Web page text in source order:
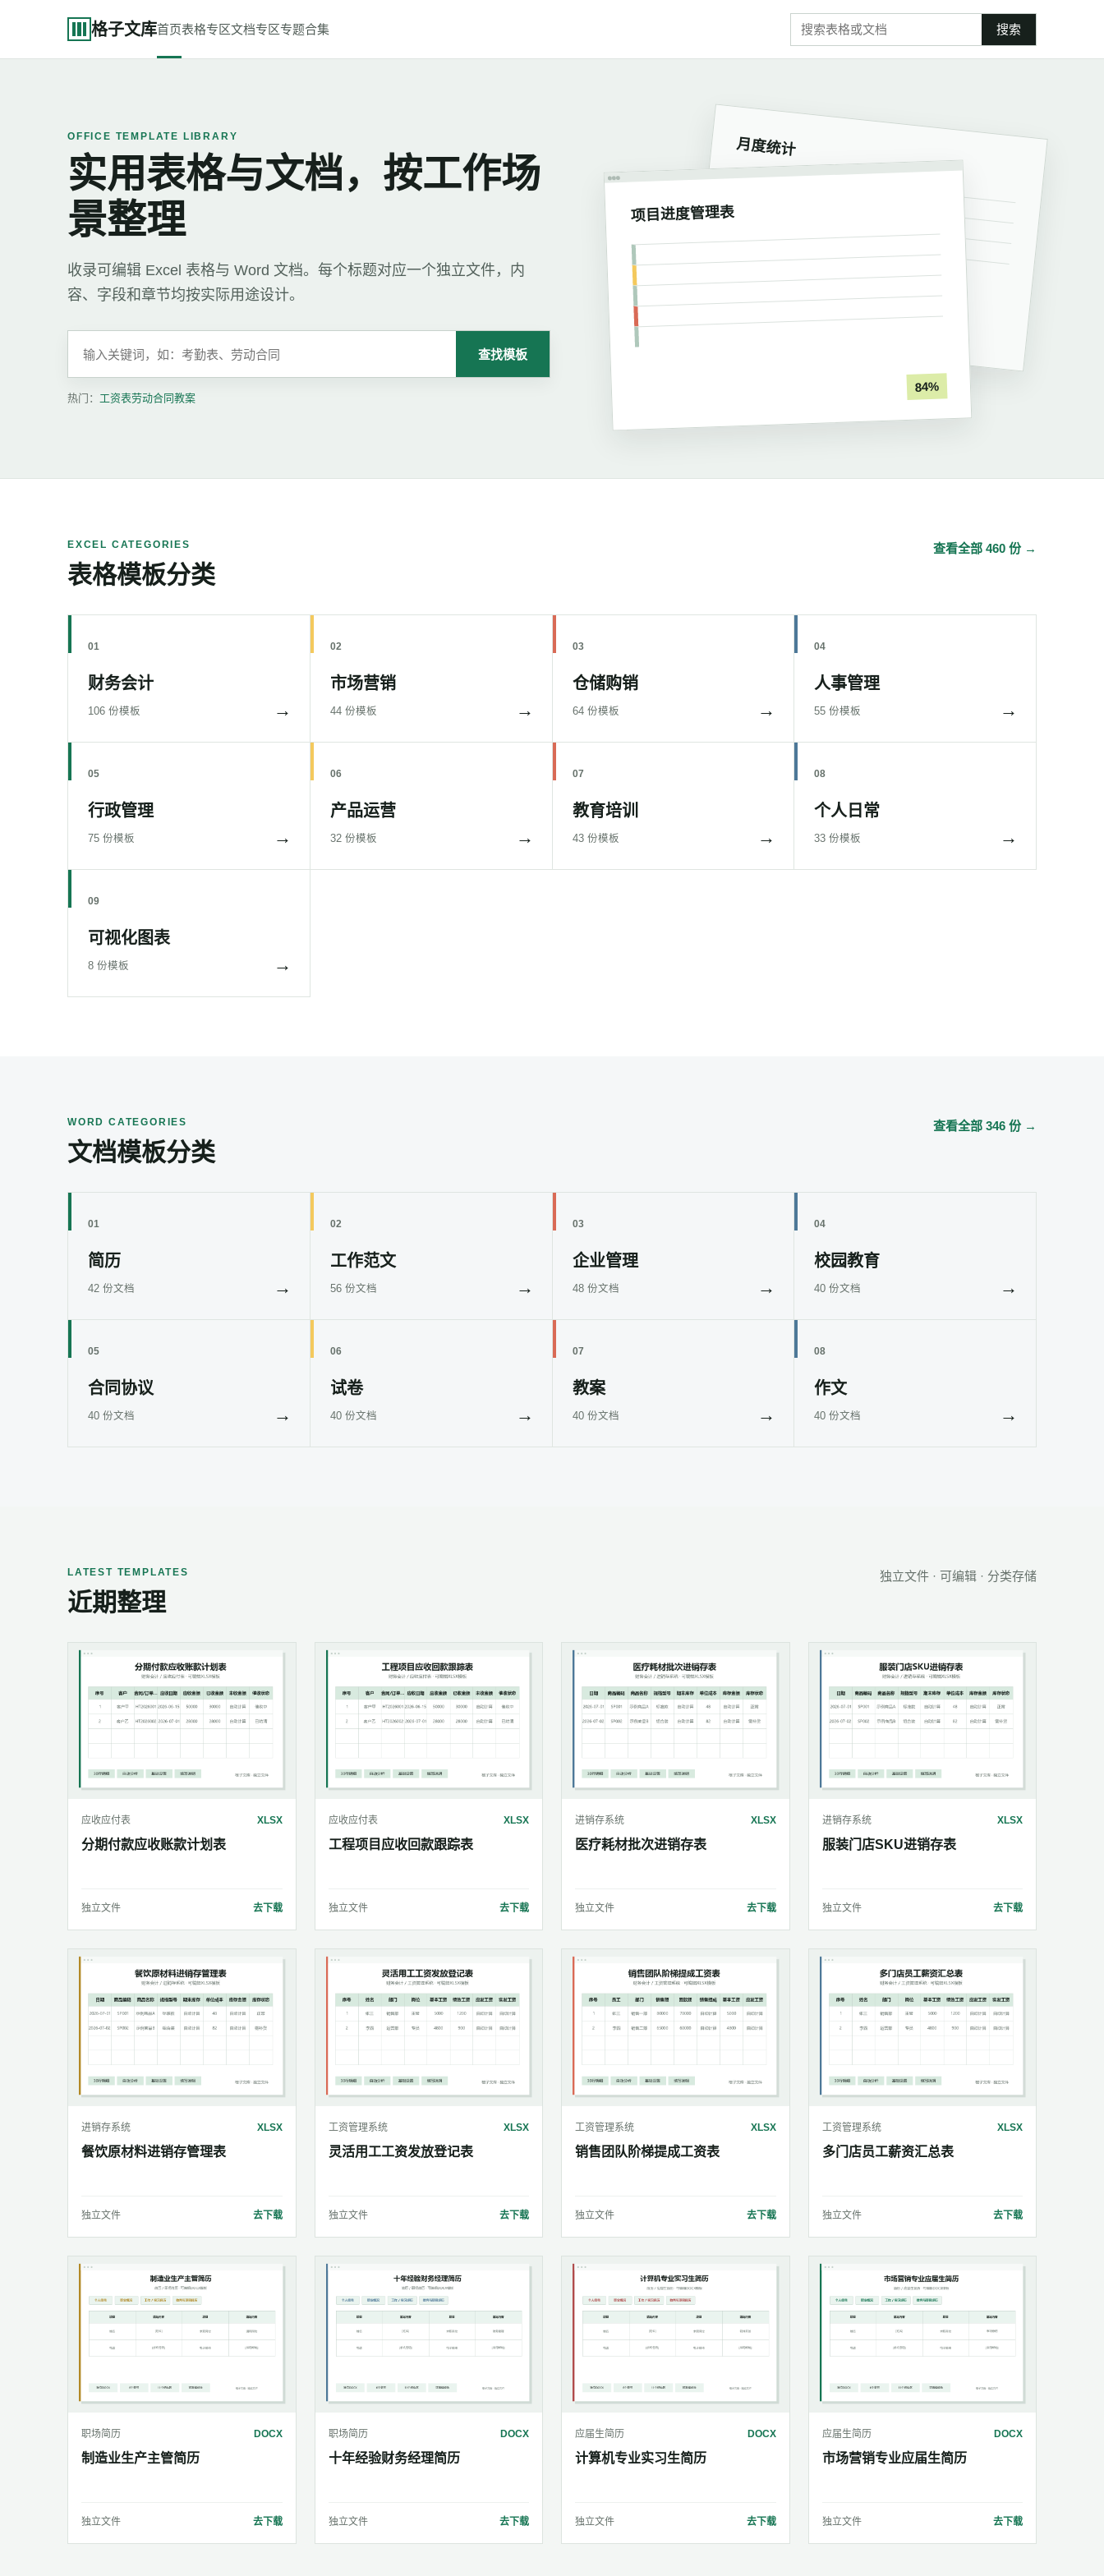
格子文库首页表格专区文档专区专题合集 搜索
OFFICE TEMPLATE LIBRARY
实用表格与文档，按工作场
景整理
收录可编辑 Excel 表格与 Word 文档。每个标题对应一个独立文件，内
容、字段和章节均按实际用途设计。
查找模板
热门： 工资表劳动合同教案
月度统计
项目进度管理表
84%
EXCEL CATEGORIES
表格模板分类
查看全部 460 份 →
01
财务会计
106 份模板 →
02
市场营销
44 份模板 →
03
仓储购销
64 份模板 →
04
人事管理
55 份模板 →
05
行政管理
75 份模板 →
06
产品运营
32 份模板 →
07
教育培训
43 份模板 →
08
个人日常
33 份模板 →
09
可视化图表
8 份模板 →
WORD CATEGORIES
文档模板分类
查看全部 346 份 →
01
简历
42 份文档 →
02
工作范文
56 份文档 →
03
企业管理
48 份文档 →
04
校园教育
40 份文档 →
05
合同协议
40 份文档 →
06
试卷
40 份文档 →
07
教案
40 份文档 →
08
作文
40 份文档 →
LATEST TEMPLATES
近期整理
独立文件 · 可编辑 · 分类存储
应收应付表 XLSX
分期付款应收账款计划表
独立文件 去下载
应收应付表 XLSX
工程项目应收回款跟踪表
独立文件 去下载
进销存系统 XLSX
医疗耗材批次进销存表
独立文件 去下载
进销存系统 XLSX
服装门店SKU进销存表
独立文件 去下载
进销存系统 XLSX
餐饮原材料进销存管理表
独立文件 去下载
工资管理系统 XLSX
灵活用工工资发放登记表
独立文件 去下载
工资管理系统 XLSX
销售团队阶梯提成工资表
独立文件 去下载
工资管理系统 XLSX
多门店员工薪资汇总表
独立文件 去下载
职场简历 DOCX
制造业生产主管简历
独立文件 去下载
职场简历 DOCX
十年经验财务经理简历
独立文件 去下载
应届生简历 DOCX
计算机专业实习生简历
独立文件 去下载
应届生简历 DOCX
市场营销专业应届生简历
独立文件 去下载